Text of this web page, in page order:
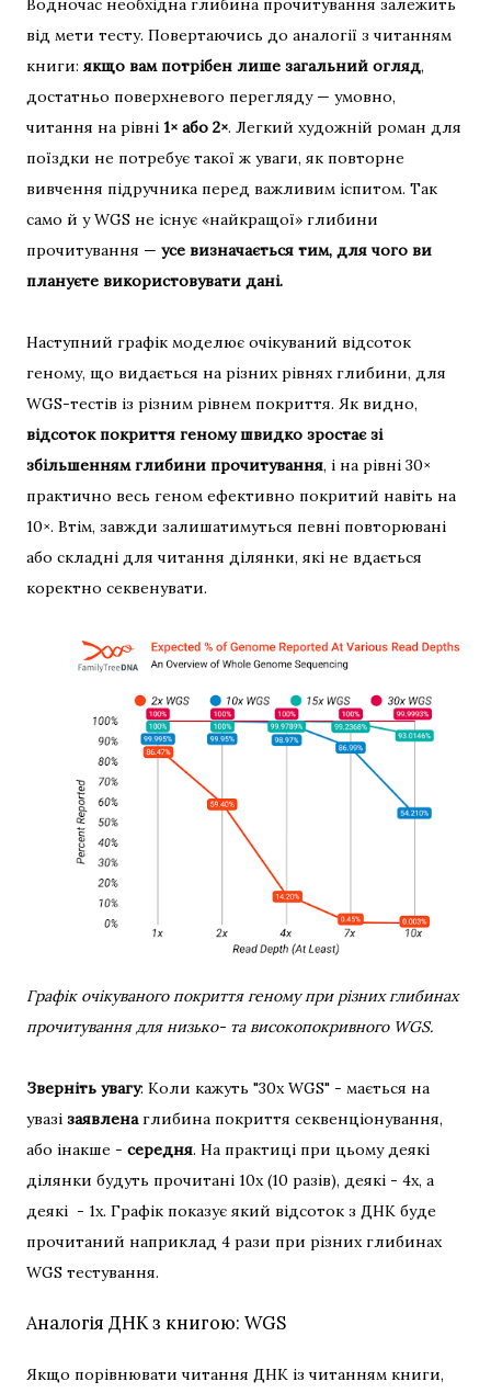
Водночас необхідна глибина прочитування залежить
від мети тесту. Повертаючись до аналогії з читанням
книги:якщо вам потрібен лише загальний огляд,
достатньо поверхневого перегляду — умовно,
читання на рівні 1× або 2×. Легкий художній роман для
поїздки не потребує такої ж уваги, як повторне
вивчення підручника перед важливим іспитом. Так
само й у WGS не існує «найкращої» глибини
прочитування — усе визначається тим, для чого ви
плануєте використовувати дані.
Наступний графік моделює очікуваний відсоток
геному, що видається на різних рівнях глибини, для
WGS-тестів із різним рівнем покриття. Як видно,
відсоток покриття геному швидко зростає зі
збільшенням глибини прочитування, і на рівні 30×
практично весь геном ефективно покритий навіть на
10×. Втім, завжди залишатимуться певні повторювані
або складні для читання ділянки, які не вдається
коректно секвенувати.
Графік очікуваного покриття геному при різних глибинах
прочитування для низько- та високопокривного WGS.
Зверніть увагу: Коли кажуть "30x WGS" - мається на
увазі заявленаглибина покриття секвенціонування,
або інакше - середня. На практиці при цьому деякі
ділянки будуть прочитані 10x (10 разів), деякі - 4x, а
деякі - 1x. Графік показує який відсоток з ДНК буде
прочитаний наприклад 4 рази при різних глибинах
WGS тестування.
Аналогія ДНК з книгою: WGS
Якщо порівнювати читання ДНК із читанням книги,